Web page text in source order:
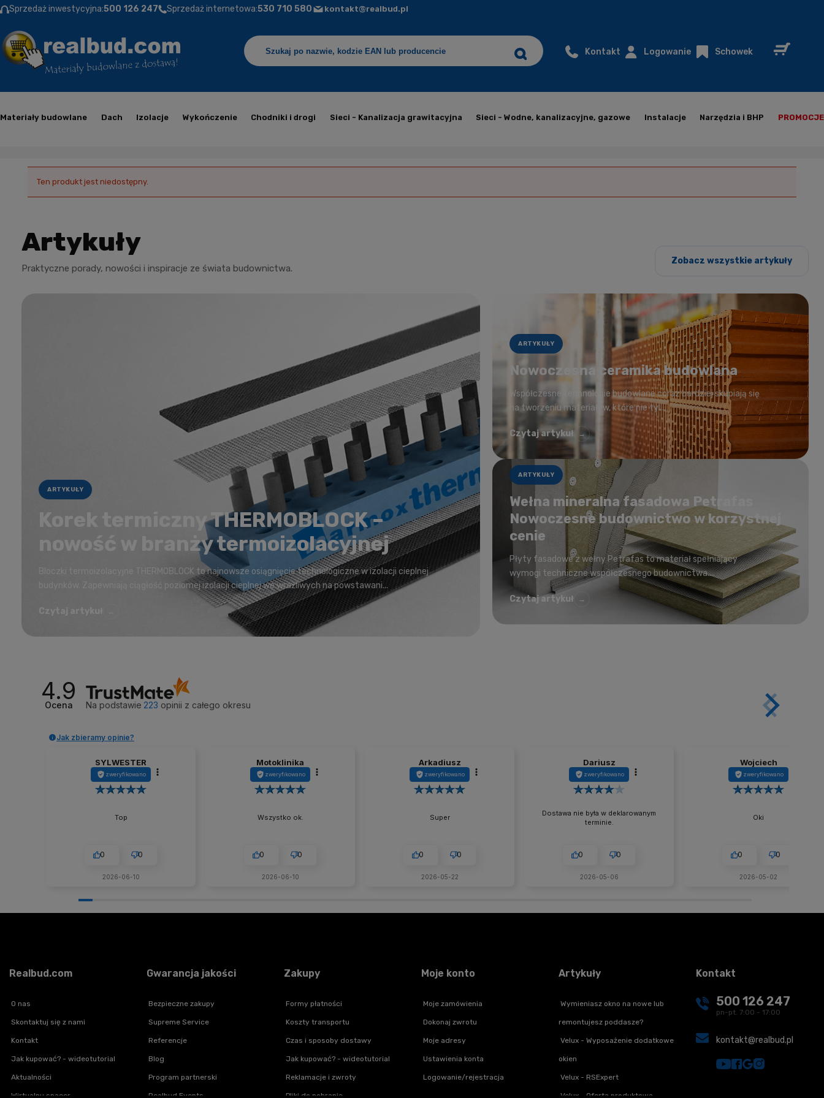
Sprzedaż inwestycyjna:500 126 247 Sprzedaż internetowa:530 710 580 kontakt@realbud.pl
Kontakt Logowanie Schowek
Materiały budowlane Dach Izolacje Wykończenie Chodniki i drogi Sieci - Kanalizacja grawitacyjna Sieci - Wodne, kanalizacyjne, gazowe Instalacje Narzędzia i BHP PROMOCJE
Ten produkt jest niedostępny.
Artykuły
Praktyczne porady, nowości i inspiracje ze świata budownictwa.
Zobacz wszystkie artykuły
ARTYKUŁY
Korek termiczny THERMOBLOCK –
nowość w branży termoizolacyjnej
Bloczki termoizolacyjne THERMOBLOCK to najnowsze osiągnięcie technologiczne w izolacji cieplnej
budynków. Zapewniają ciągłość poziomej izolacji cieplnej we wrażliwych na powstawani...
Czytaj artykuł
ARTYKUŁY
Nowoczesna ceramika budowlana
Współczesne technologie budowlane coraz bardziej skupiają się
na tworzeniu materiałów, które nie tyl...
Czytaj artykuł →
ARTYKUŁY
Wełna mineralna fasadowa Petrafas
Nowoczesne budownictwo w korzystnej
cenie
Płyty fasadowe z wełny Petrafas to materiał spełniający
wymogi techniczne współczesnego budownictwa....
Czytaj artykuł →
4.9
Ocena Na podstawie 223 opinii z całego okresu
Jak zbieramy opinie?
SYLWESTER
zweryfikowano
Top
0 0
2026-06-10
Motoklinika
zweryfikowano
Wszystko ok.
0 0
2026-06-10
Arkadiusz
zweryfikowano
Super
0 0
2026-05-22
Dariusz
zweryfikowano
Dostawa nie była w deklarowanym
terminie.
0 0
2026-05-06
Wojciech
zweryfikowano
Oki
0 0
2026-05-02
Kontakt
500 126 247
pn-pt. 7:00 - 17:00
kontakt@realbud.pl
Realbud.com
O nas
Skontaktuj się z nami
Kontakt
Jak kupować? - wideotutorial
Aktualności
Wirtualny spacer
Gwarancja jakości
Bezpieczne zakupy
Supreme Service
Referencje
Blog
Program partnerski
Realbud Events
Zakupy
Formy płatności
Koszty transportu
Czas i sposoby dostawy
Jak kupować? - wideotutorial
Reklamacje i zwroty
Pliki do pobrania
Moje konto
Moje zamówienia
Dokonaj zwrotu
Moje adresy
Ustawienia konta
Logowanie/rejestracja
Artykuły
Wymieniasz okno na nowe lub
remontujesz poddasze?
Velux - Wyposażenie dodatkowe
okien
Velux - RSExpert
Velux - Oferta produktowa